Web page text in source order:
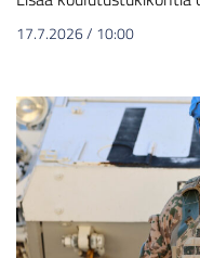
17.7.2026/ 10:00